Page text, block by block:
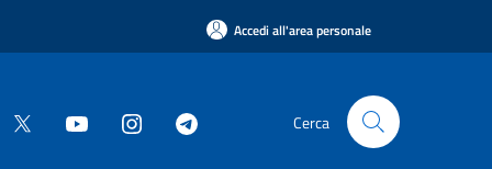
Accedi all'area personale
Cerca